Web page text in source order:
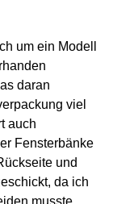
um ein Modell
daran
viel
auch
Fensterbänke
und
da ich
musste.